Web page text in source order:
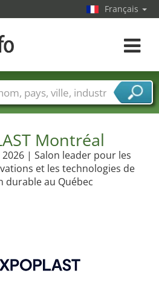
Montréal
2026 | Salon leader pour les
et les technologies de
durable au Québec
Français
Toggle
Villes
Secteurs de foire